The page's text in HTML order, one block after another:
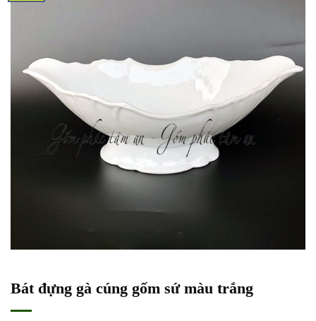
Bát đựng gà cúng gốm sứ màu trắng